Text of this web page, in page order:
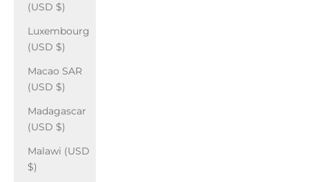
(USD $)
Luxembourg
(USD $)
Macao SAR
(USD $)
Madagascar
(USD $)
Malawi (USD
$)